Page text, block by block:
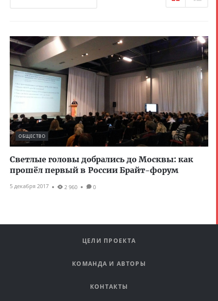
ОБЩЕСТВО
Светлые головы добрались до Москвы: как
прошёл первый в России Брайт-форум
5 декабря 2017 2 960 0
ЦЕЛИ ПРОЕКТА
КОМАНДА И АВТОРЫ
КОНТАКТЫ